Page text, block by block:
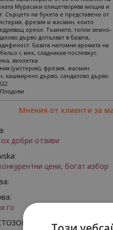
Мурасаки олицетворява мощна и
Сърцето на букета е представено от
фрезия и жасмин, които
ореол. Тъмните, топли земно-
дърво допълват в базата,
Базата напомня аромата на
с мек, сладникав послевкус.
виолетка
(уистерия), фрезия, жасмин
кашмирено дърво, сандалово дърво
Мнения от клиенти за
добри отзиви
цени, богат избор
го